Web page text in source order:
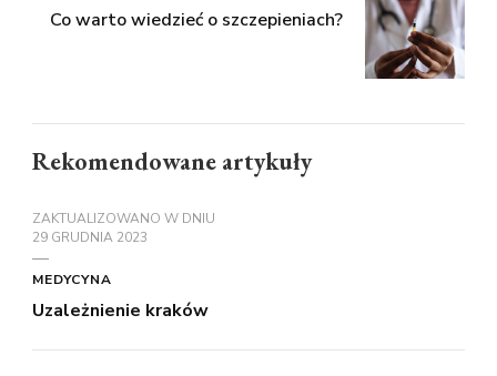
Co warto wiedzieć o szczepieniach?
Rekomendowane artykuły
ZAKTUALIZOWANO W DNIU
29 GRUDNIA 2023
MEDYCYNA
Uzależnienie kraków